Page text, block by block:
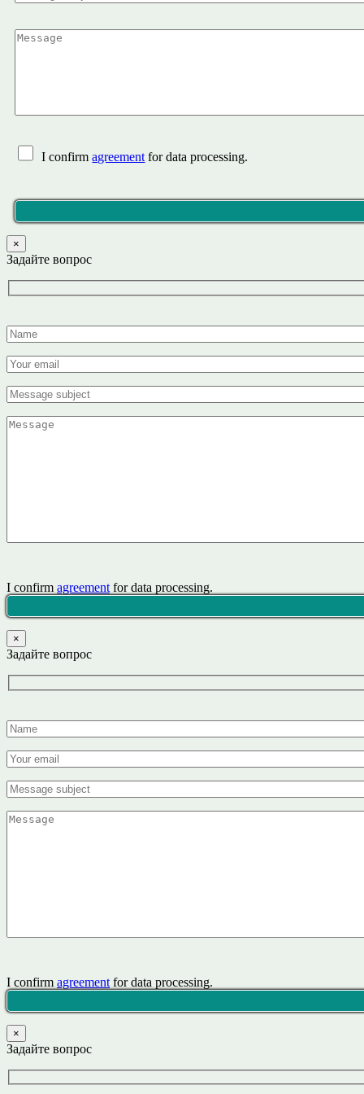
I confirmagreement for data processing.
×
Задайте вопрос
I confirm agreement for data processing.
×
Задайте вопрос
I confirm agreement for data processing.
×
Задайте вопрос